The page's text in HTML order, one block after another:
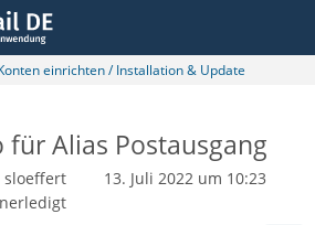
einrichten / Installation & Update
für Alias Postausgang
sloeffert
13. Juli 2022 um 10:23